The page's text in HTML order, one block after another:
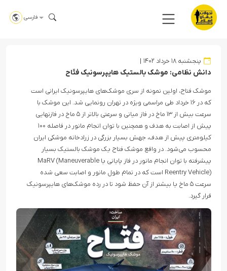
فارسی
پنجشنبه ۱۸ خرداد ۱۴۰۲
دانش نظامی: موشک بالستیک هایپرسونیک فتّاح
موشک فتاح، اولین نمونه از سری موشک‌های هایپرسونیک ایرانی است
که در ۱۶ خرداد طی مراسمی ویژه در تهران رونمایی شد. این موشک با
سرعت بیش از ۱۳ ماخ در فاز میانی و سرعتی بالاتر از ۵ ماخ در فازنهایی
پیش از اصابت به هدف و همچنین با توان انجام مانور در فاصله ۱۰۰
کیلومتری پیش از هدف، جهش بسیار بزرگی در زرادخانه موشکی ایران
محسوب می‌شود. در واقع موشک فتاح یک موشک بالستیک بسیار
پیشرفته با توان انجام مانور در فاز پایانی یا MaRV (Maneuverable
Reentry Vehicle) است که در تمام طول مانور و اصابت سعی شده
سرعت ۵ ماخ یا بیشتر از آن حفظ شود تا در رده موشک‌های هایپرسونیک
قرار گیرد.